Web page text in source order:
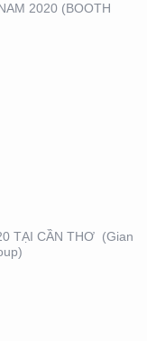
2020 (BOOTH
TẠI CẦN THƠ (Gian